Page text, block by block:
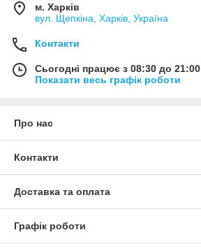
м. Харків
вул. Щепкіна, Харків, Україна
Контакти
Сьогодні працює з 08:30 до 21:00
Показати весь графік роботи
Про нас
Контакти
Доставка та оплата
Графік роботи